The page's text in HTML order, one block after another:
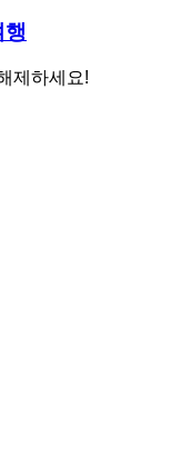
제하세요!